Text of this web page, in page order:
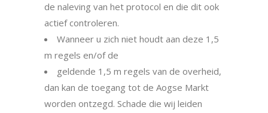
de naleving van het proto­col en die dit ook
actief controleren.
Wanneer u zich niet houdt aan deze 1,5
m regels en/of de
geldende 1,5 m regels van de overheid,
dan kan de toegang tot de Aogse Markt
worden ontzegd. Schade die wij leiden